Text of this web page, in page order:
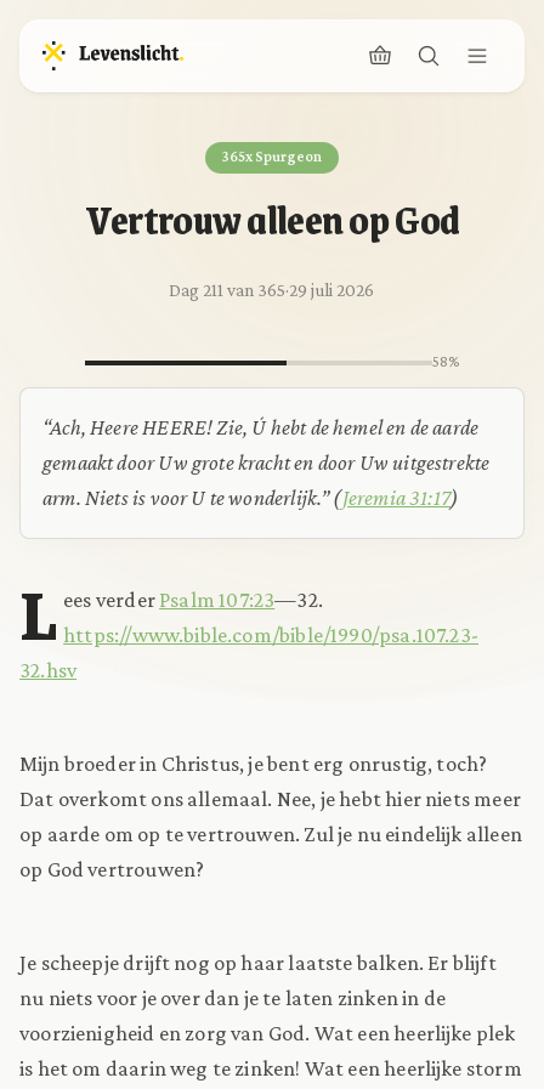
365x Spurgeon
Vertrouw alleen op God
Dag 211 van 365·29 juli 2026
58%
“Ach, Heere HEERE! Zie, Ú hebt de hemel en de aarde
gemaakt door Uw grote kracht en door Uw uitgestrekte
arm. Niets is voor U te wonderlijk.” (Jeremia 31:17)
L ees verder Psalm 107:23—32.
https://www.bible.com/bible/1990/psa.107.23-
32.hsv
Mijn broeder in Christus, je bent erg onrustig, toch?
Dat overkomt ons allemaal. Nee, je hebt hier niets meer
op aarde om op te vertrouwen. Zul je nu eindelijk alleen
op God vertrouwen?
Je scheepje drijft nog op haar laatste balken. Er blijft
nu niets voor je over dan je te laten zinken in de
voorzienigheid en zorg van God. Wat een heerlijke plek
is het om daarin weg te zinken! Wat een heerlijke storm